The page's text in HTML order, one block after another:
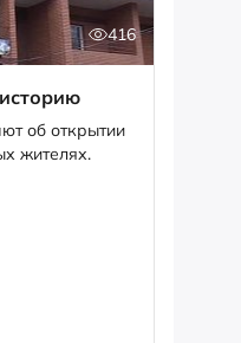
416
об открытии
жителях.